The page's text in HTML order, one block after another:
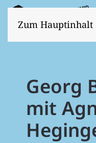
Zum Hauptinhalt
Georg
mit